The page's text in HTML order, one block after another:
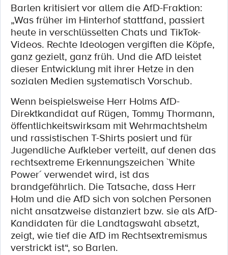
Barlen kritisiert vor allem die AfD-Fraktion:
„Was früher im Hinterhof stattfand, passiert
heute in verschlüsselten Chats und TikTok-
Videos. Rechte Ideologen vergiften die Köpfe,
ganz gezielt, ganz früh. Und die AfD leistet
dieser Entwicklung mit ihrer Hetze in den
sozialen Medien systematisch Vorschub.
Wenn beispielsweise Herr Holms AfD-
Direktkandidat auf Rügen, Tommy Thormann,
öffentlichkeitswirksam mit Wehrmachtshelm
und rassistischen T-Shirts posiert und für
Jugendliche Aufkleber verteilt, auf denen das
rechtsextreme Erkennungszeichen `White
Power´ verwendet wird, ist das
brandgefährlich. Die Tatsache, dass Herr
Holm und die AfD sich von solchen Personen
nicht ansatzweise distanziert bzw. sie als AfD-
Kandidaten für die Landtagswahl absetzt,
zeigt, wie tief die AfD im Rechtsextremismus
verstrickt ist“, so Barlen.